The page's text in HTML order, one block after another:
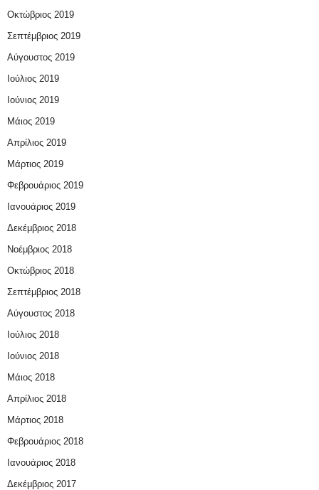
Οκτώβριος 2019
Σεπτέμβριος 2019
Αύγουστος 2019
Ιούλιος 2019
Ιούνιος 2019
Μάιος 2019
Απρίλιος 2019
Μάρτιος 2019
Φεβρουάριος 2019
Ιανουάριος 2019
Δεκέμβριος 2018
Νοέμβριος 2018
Οκτώβριος 2018
Σεπτέμβριος 2018
Αύγουστος 2018
Ιούλιος 2018
Ιούνιος 2018
Μάιος 2018
Απρίλιος 2018
Μάρτιος 2018
Φεβρουάριος 2018
Ιανουάριος 2018
Δεκέμβριος 2017